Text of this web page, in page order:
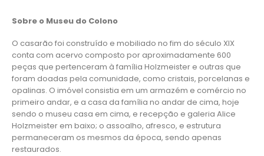
Sobre o Museu do Colono
O casarão foi construído e mobiliado no fim do século XIX
conta com acervo composto por aproximadamente 600
peças que pertenceram à família Holzmeister e outras que
foram doadas pela comunidade, como cristais, porcelanas e
opalinas. O imóvel consistia em um armazém e comércio no
primeiro andar, e a casa da família no andar de cima, hoje
sendo o museu casa em cima, e recepção e galeria Alice
Holzmeister em baixo; o assoalho, afresco, e estrutura
permaneceram os mesmos da época, sendo apenas
restaurados.